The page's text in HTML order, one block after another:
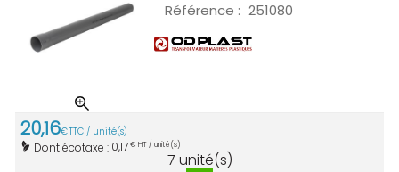
Référence : 251080
20,16€TTC / unité(s)
Dont écotaxe : 0,17€ HT / unité(s)
7 unité(s)